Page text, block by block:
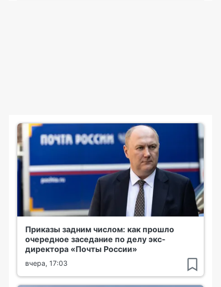
Приказы задним числом: как прошло
очередное заседание по делу экс-
директора «Почты России»
вчера, 17:03